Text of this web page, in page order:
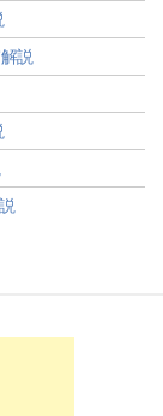
説